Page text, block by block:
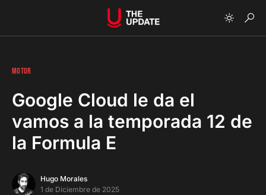
MOTOR
Google Cloud le da el
vamos a la temporada 12 de
la Formula E
Hugo Morales
1 de Diciembre de 2025